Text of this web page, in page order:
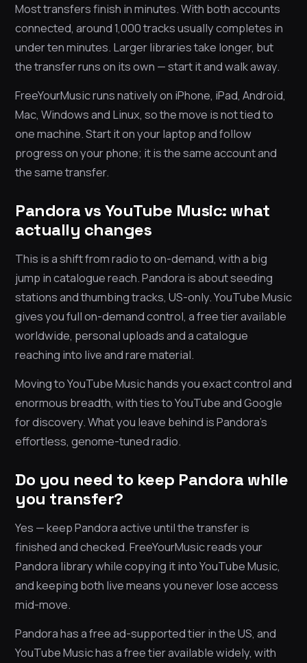
Most transfers finish in minutes. With both accounts
connected, around 1,000 tracks usually completes in
under ten minutes. Larger libraries take longer, but
the transfer runs on its own — start it and walk away.
FreeYourMusic runs natively on iPhone, iPad, Android,
Mac, Windows and Linux, so the move is not tied to
one machine. Start it on your laptop and follow
progress on your phone; it is the same account and
the same transfer.
Pandora vs YouTube Music: what
actually changes
This is a shift from radio to on-demand, with a big
jump in catalogue reach. Pandora is about seeding
stations and thumbing tracks, US-only. YouTube Music
gives you full on-demand control, a free tier available
worldwide, personal uploads and a catalogue
reaching into live and rare material.
Moving to YouTube Music hands you exact control and
enormous breadth, with ties to YouTube and Google
for discovery. What you leave behind is Pandora’s
effortless, genome-tuned radio.
Do you need to keep Pandora while
you transfer?
Yes — keep Pandora active until the transfer is
finished and checked. FreeYourMusic reads your
Pandora library while copying it into YouTube Music,
and keeping both live means you never lose access
mid-move.
Pandora has a free ad-supported tier in the US, and
YouTube Music has a free tier available widely, with